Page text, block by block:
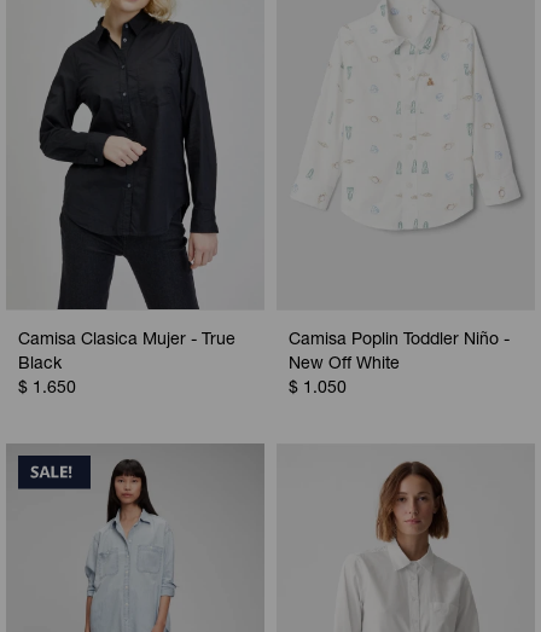
Camisa Clasica Mujer - True
Black
$ 1.650
Camisa Poplin Toddler Niño -
New Off White
$ 1.050